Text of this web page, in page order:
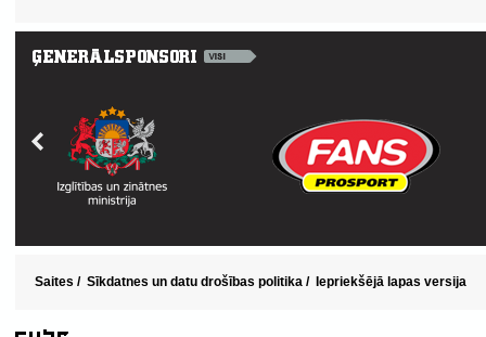
Saites / Sīkdatnes un datu drošības politika / Iepriekšējā lapas versija